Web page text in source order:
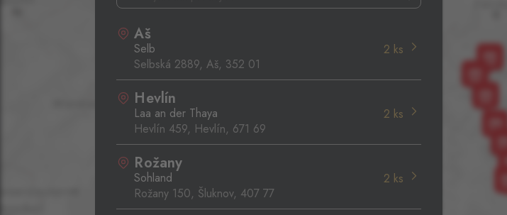
Aš
Selb
Selbská 2889, Aš, 352 01
2 ks
Hevlín
Laa an der Thaya
Hevlín 459, Hevlín, 671 69
2 ks
Rožany
Sohland
Rožany 150, Šluknov, 407 77
2 ks